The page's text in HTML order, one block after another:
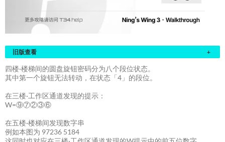
旧版查看 +
四楼·楼梯间的圆盘旋钮密码分为八个段位状态。
其中第一个旋钮无法转动，在状态「4」的段位。
在三楼·工作区通道发现的提示：
W=⑨⑦②③⑥
在五楼·楼梯间发现数字串
例如本图为 97236 5184